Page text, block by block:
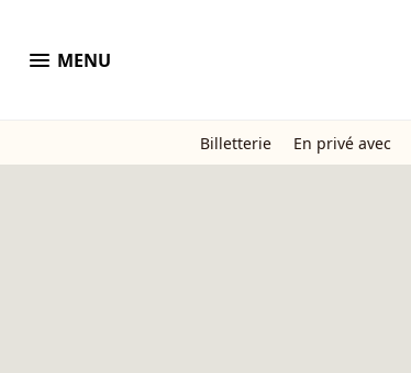
menu MENU
Billetterie En privé avec